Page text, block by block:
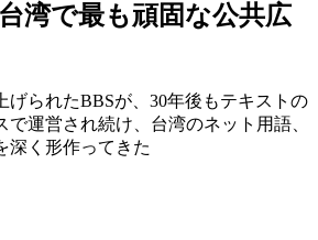
湾で最も頑固な公共広
げられたBBSが、30年後もテキストの
運営され続け、台湾のネット用語、
深く形作ってきた